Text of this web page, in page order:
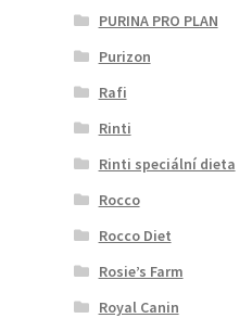
PURINA PRO PLAN
Purizon
Rafi
Rinti
Rinti speciální dieta
Rocco
Rocco Diet
Rosie’s Farm
Royal Canin